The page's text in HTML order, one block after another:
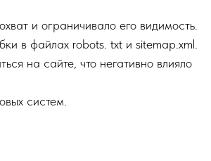
и ограничивало его видимость.
в файлах robots. txt и sitemap.xml.
на сайте, что негативно влияло
систем.